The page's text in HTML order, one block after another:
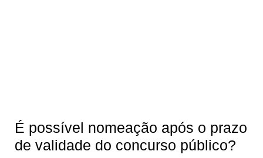
É possível nomeação após o prazo
de validade do concurso público?